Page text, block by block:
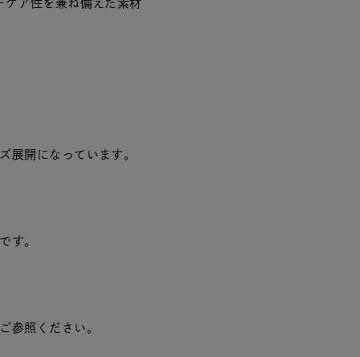
ア性を兼ね備えた素材
展開になっています。
す。
参照ください。